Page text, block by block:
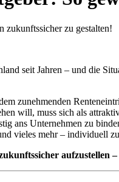
zukunftssicher zu gestalten!
seit Jahren – und die
zunehmenden
will, muss sich als
ans Unternehmen zu
vieles mehr – individuell